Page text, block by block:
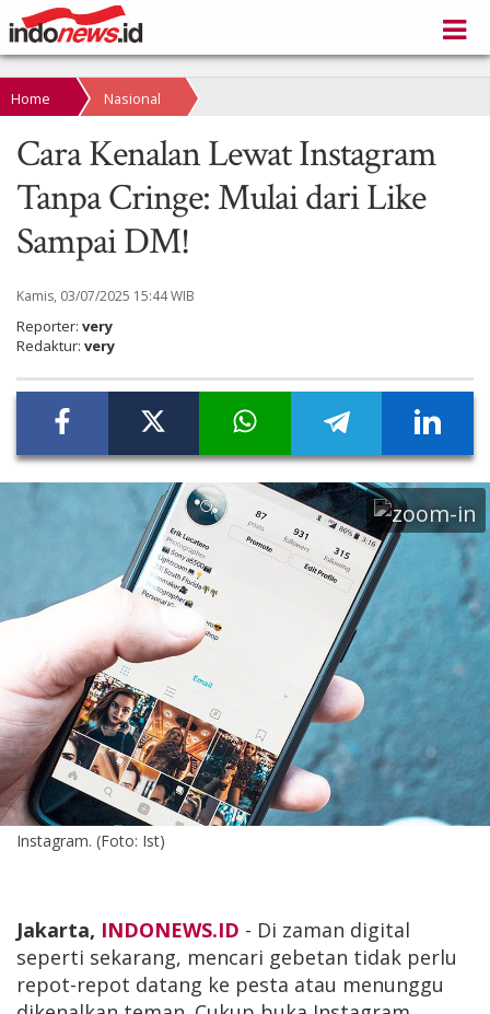
Home Nasional
Cara Kenalan Lewat Instagram
Tanpa Cringe: Mulai dari Like
Sampai DM!
Kamis, 03/07/2025 15:44 WIB
Reporter: very
Redaktur: very
Instagram. (Foto: Ist)
Jakarta, INDONEWS.ID - Di zaman digital
seperti sekarang, mencari gebetan tidak perlu
repot-repot datang ke pesta atau menunggu